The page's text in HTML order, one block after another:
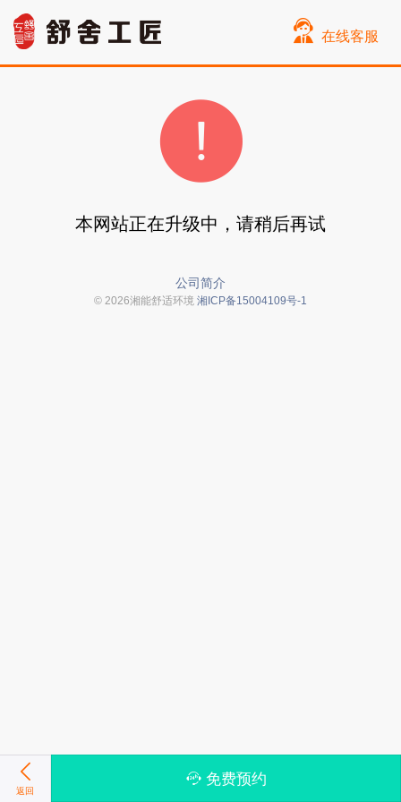
返回
免费预约
在线客服
本网站正在升级中，请稍后再试
公司简介
© 2026湘能舒适环境 湘ICP备15004109号-1